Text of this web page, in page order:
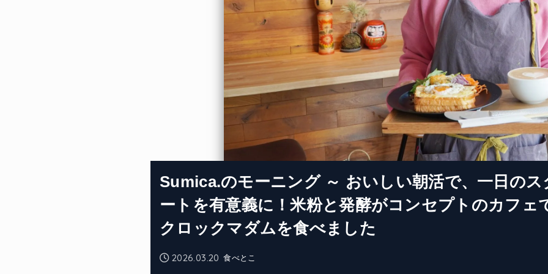
食べとこ
2026.03.20
Sumica.のモーニング ～ おいしい朝活で、一日のス
ートを有意義に！米粉と発酵がコンセプトのカフェ
クロックマダムを食べました